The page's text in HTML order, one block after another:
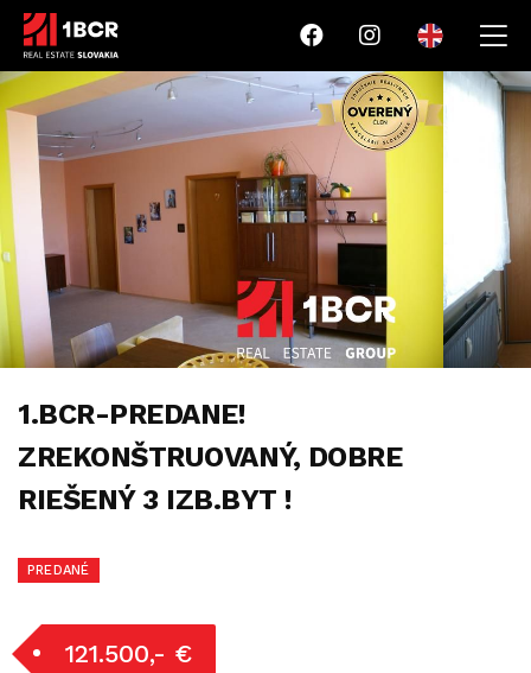
1.BCR-PREDANE!
ZREKONŠTRUOVANÝ, DOBRE
RIEŠENÝ 3 IZB.BYT !
PREDANÉ
121.500,- €